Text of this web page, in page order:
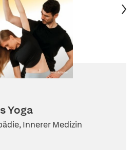
Yoga
Innerer Medizin